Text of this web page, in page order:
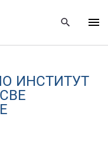
ИНСТИТУТ